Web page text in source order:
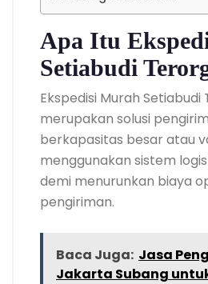
Apa Itu
Setiabudi
Ekspedisi Murah Setiabudi
merupakan solusi
berkapasitas besar atau
menggunakan sistem
demi menurunkan biaya
pengiriman.
Baca Juga: Jasa
Jakarta Subang